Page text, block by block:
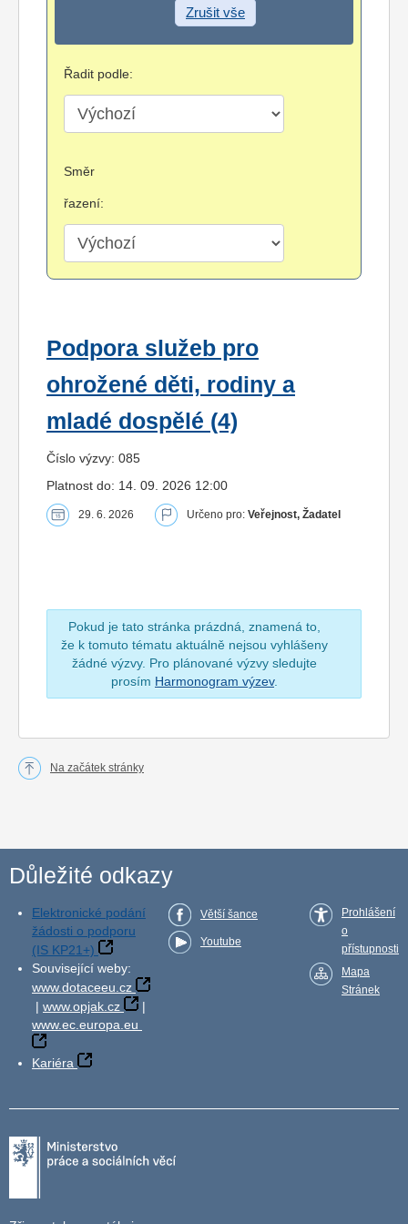
Zrušit vše
Řadit podle:
Směr
řazení:
Podpora služeb pro
ohrožené děti, rodiny a
mladé dospělé (4)
Číslo výzvy: 085
Platnost do: 14. 09. 2026 12:00
29. 6. 2026 Určeno pro: Veřejnost, Žadatel
Pokud je tato stránka prázdná, znamená to,
že k tomuto tématu aktuálně nejsou vyhlášeny
žádné výzvy. Pro plánované výzvy sledujte
prosím Harmonogram výzev.
Na začátek stránky
Důležité odkazy
Elektronické podání
žádosti o podporu
(IS KP21+)
Související weby:
www.dotaceeu.cz
| www.opjak.cz
|
www.ec.europa.eu
Kariéra
Větší šance
Youtube
Prohlášení
o
přístupnosti
Mapa
Stránek